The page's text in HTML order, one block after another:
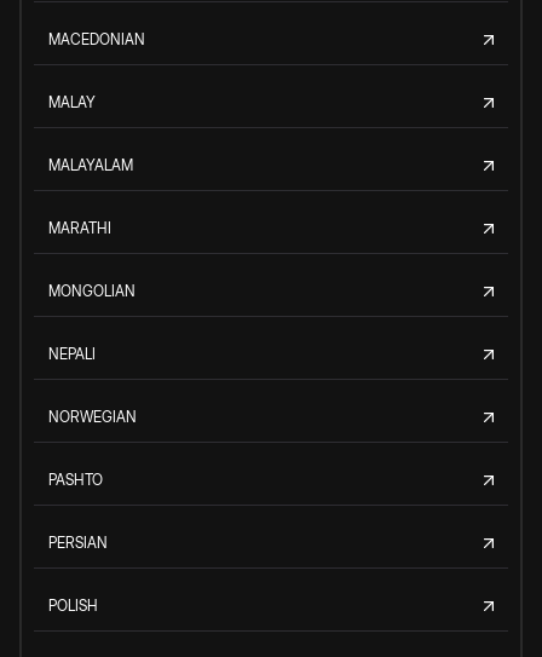
MACEDONIAN
MALAY
MALAYALAM
MARATHI
MONGOLIAN
NEPALI
NORWEGIAN
PASHTO
PERSIAN
POLISH